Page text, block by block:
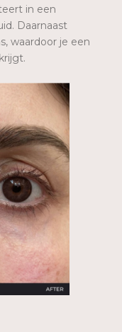
in een
Daarnaast
waardoor je een